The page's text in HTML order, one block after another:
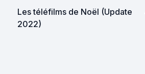
Les téléfilms de Noël (Update
2022)